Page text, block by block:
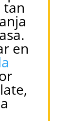
tan
en